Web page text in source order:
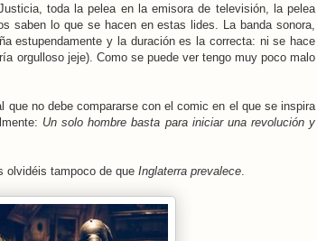
toda la pelea en la emisora de televisión, la pelea
saben lo que se hacen en estas lides. La banda sonora,
estupendamente y la duración es la correcta: ni se hace
orgulloso jeje). Como se puede ver tengo muy poco malo
no debe compararse con el comic en el que se inspira
Un solo hombre basta para iniciar una revolución y
olvidéis tampoco de que Inglaterra prevalece.